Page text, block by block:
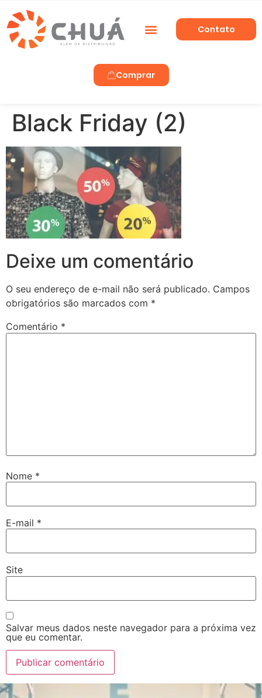
Comprar
Contato
Black Friday (2)
Deixe um comentário
O seu endereço de e-mail não será publicado. Campos
obrigatórios são marcados com *
Comentário *
Nome *
E-mail *
Site
Salvar meus dados neste navegador para a próxima vez
que eu comentar.